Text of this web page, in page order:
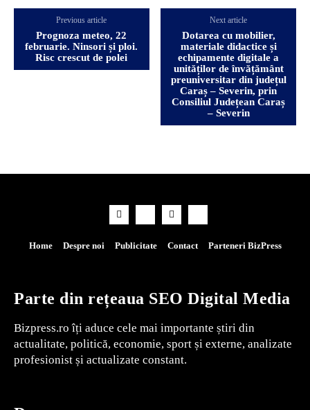
Previous article
Prognoza meteo, 22
februarie. Ninsori și ploi.
Risc crescut de polei
Next article
Dotarea cu mobilier,
materiale didactice și
echipamente digitale a
unităților de învățământ
preuniversitar din județul
Caraș – Severin, prin
Consiliul Județean Caraș
– Severin
Home Despre noi Publicitate Contact Parteneri BizPress
Parte din rețeaua SEO Digital Media
Bizpress.ro îți aduce cele mai importante știri din
actualitate, politică, economie, sport și externe, analizate
profesionist și actualizate constant.